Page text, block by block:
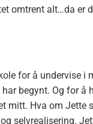
omtrent alt…da er
for å undervise i
begynt. Og for
mitt. Hva om
selvrealisering.